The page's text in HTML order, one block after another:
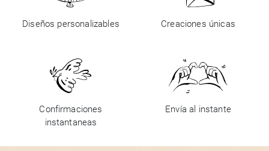
Diseños personalizables Creaciones únicas
Confirmaciones
instantaneas
Envía al instante